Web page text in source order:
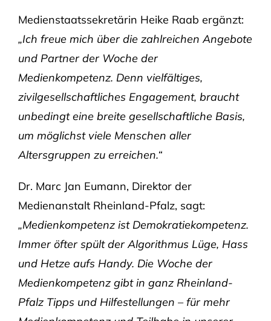
Medienstaatssekretärin Heike Raab ergänzt:
„Ich freue mich über die zahlreichen Angebote
und Partner der Woche der
Medienkompetenz. Denn vielfältiges,
zivilgesellschaftliches Engagement, braucht
unbedingt eine breite gesellschaftliche Basis,
um möglichst viele Menschen aller
Altersgruppen zu erreichen.“
Dr. Marc Jan Eumann, Direktor der
Medienanstalt Rheinland-Pfalz, sagt:
„Medienkompetenz ist Demokratiekompetenz.
Immer öfter spült der Algorithmus Lüge, Hass
und Hetze aufs Handy. Die Woche der
Medienkompetenz gibt in ganz Rheinland-
Pfalz Tipps und Hilfestellungen – für mehr